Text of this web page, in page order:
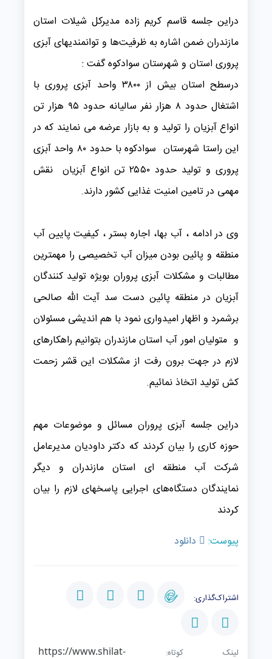
دراین جلسه قاسم کریم زاده مدیرکل شیلات استان
مازندران ضمن اشاره به ظرفیت‌ها و توانمندیهای آبزی
پروری استان و شهرستان سوادکوه گفت :
درسطح استان بیش از ۳۸۰۰ واحد آبزی پروری با
اشتغال حدود ۸ هزار نفر سالیانه حدود ۹۵ هزار تن
انواع آبزیان را تولید و به بازار عرضه می نمایند که در
این راستا شهرستان سوادکوه با حدود ۸۰ واحد آبزی
پروری و تولید حدود ۲۵۵۰ تن انواع آبزیان نقش
مهمی در تامین امنیت غذایی کشور دارند.
وی در ادامه ، آب بها، اجاره بستر ، کیفیت پایین آب
منطقه و پائین بودن میزان آب تخصیصی را مهمترین
مطالبات و مشکلات آبزی پروران بویژه تولید کنندگان
آبزیان در منطقه پائین دست سد آیت الله صالحی
برشمرد و اظهار امیدواری نمود با هم اندیشی مسئولان
و متولیان امور آب استان مازندران بتوانیم راهکارهای
لازم در جهت برون رفت از مشکلات این قشر زحمت
کش تولید اتخاذ نمائیم.
دراین جلسه آبزی پروران مسائل و موضوعات مهم
حوزه کاری را بیان کردند که دکتر داودیان مدیرعامل
شرکت آب منطقه ای استان مازندران و دیگر
نمایندگان دستگاه‌های اجرایی پاسخهای لازم را بیان
کردند
پیوست:
دانلود
اشتراک‌گذاری:
لینک کوتاه:https://www.shilat-